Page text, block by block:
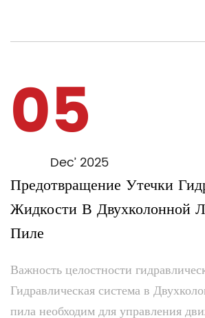
05
Dec’ 2025
Предотвращение Утечки
Жидкости В Двухколонной
Пиле
Важность целостности
Гидравлическая система в
пила необходим для управления